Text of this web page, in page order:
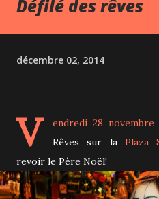
Défilé des rêves
décembre 02, 2014
V
endredi 28
Rêves sur la Plaza
revoir le Père Noël!